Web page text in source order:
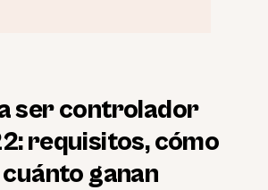
ser controlador
requisitos, cómo
ganan